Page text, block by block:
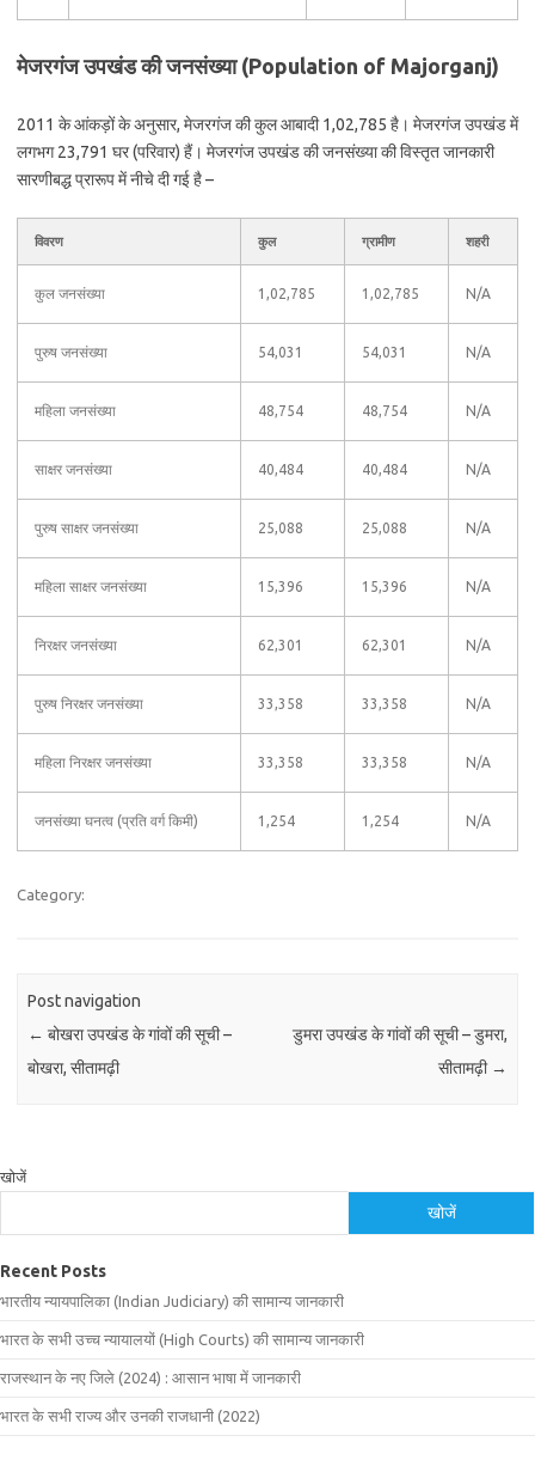
मेजरगंज उपखंड की जनसंख्या (Population of Majorganj)
2011 के आंकड़ों के अनुसार, मेजरगंज की कुल आबादी 1,02,785 है। मेजरगंज उपखंड में
लगभग 23,791 घर (परिवार) हैं। मेजरगंज उपखंड की जनसंख्या की विस्तृत जानकारी
सारणीबद्ध प्रारूप में नीचे दी गई है –
विवरण कुल ग्रामीण शहरी
कुल जनसंख्या 1,02,785 1,02,785 N/A
पुरुष जनसंख्या 54,031 54,031 N/A
महिला जनसंख्या 48,754 48,754 N/A
साक्षर जनसंख्या 40,484 40,484 N/A
पुरुष साक्षर जनसंख्या 25,088 25,088 N/A
महिला साक्षर जनसंख्या 15,396 15,396 N/A
निरक्षर जनसंख्या 62,301 62,301 N/A
पुरुष निरक्षर जनसंख्या 33,358 33,358 N/A
महिला निरक्षर जनसंख्या 33,358 33,358 N/A
जनसंख्या घनत्व (प्रति वर्ग किमी) 1,254 1,254 N/A
Category:
Post navigation
← बोखरा उपखंड के गांवों की सूची –
बोखरा, सीतामढ़ी
डुमरा उपखंड के गांवों की सूची – डुमरा,
सीतामढ़ी →
खोजें
खोजें
Recent Posts
भारतीय न्यायपालिका (Indian Judiciary) की सामान्य जानकारी
भारत के सभी उच्च न्यायालयों (High Courts) की सामान्य जानकारी
राजस्थान के नए जिले (2024) : आसान भाषा में जानकारी
भारत के सभी राज्य और उनकी राजधानी (2022)